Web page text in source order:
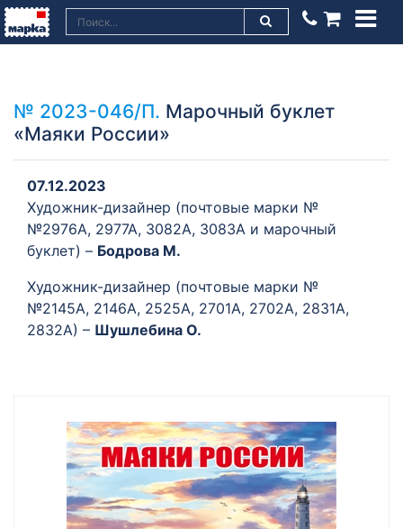
№ 2023-046/П. Марочный буклет
«Маяки России»
07.12.2023
Художник-дизайнер (почтовые марки №
№2976А, 2977А, 3082А, 3083А и марочный
буклет) – Бодрова М.
Художник-дизайнер (почтовые марки №
№2145А, 2146А, 2525А, 2701А, 2702А, 2831А,
2832А) – Шушлебина О.